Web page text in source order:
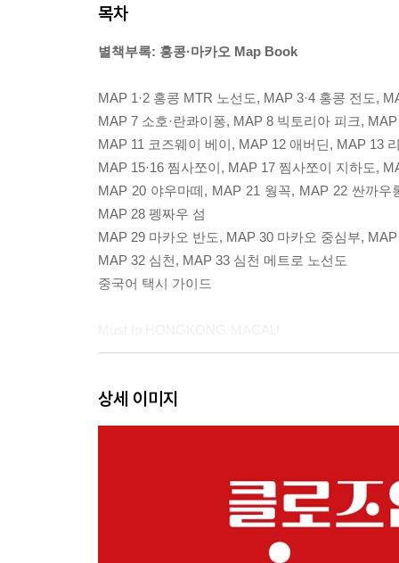
목차
별책부록: 홍콩·마카오 Map Book
MAP 1·2 홍콩 MTR 노선도, MAP 3·4 홍콩 전도,
MAP 7 소호·란콰이퐁, MAP 8 빅토리아 피크,
MAP 11 코즈웨이 베이, MAP 12 애버딘, MAP 13
MAP 15·16 찜사쪼이, MAP 17 찜사쪼이 지하도,
MAP 20 야우마떼, MAP 21 웡꼭, MAP 22 싼까
MAP 28 펭짜우 섬
MAP 29 마카오 반도, MAP 30 마카오 중심부,
MAP 32 심천, MAP 33 심천 메트로 노선도
중국어 택시 가이드
01 홍콩·마카오 2026 Hot & New
02 여행 필수템
01 소호 벽화거리 인생사진 찍기
상세 이미지